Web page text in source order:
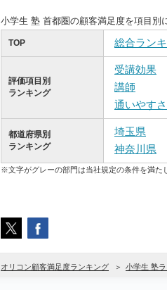
小学生 塾 首都圏の顧客満足度を項目別
TOP 総合ラン
評価項目別
ランキング
受講効果
講師
通いやす
都道府県別
ランキング
埼玉県
神奈川県
※文字がグレーの部門は当社規定の条件を満た
オリコン顧客満足度ランキング 小学生 塾